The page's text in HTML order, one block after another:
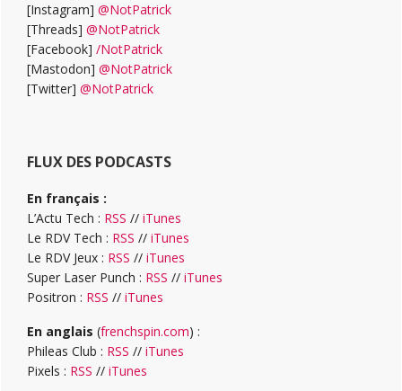
[Instagram] @NotPatrick
[Threads] @NotPatrick
[Facebook] /NotPatrick
[Mastodon] @NotPatrick
[Twitter] @NotPatrick
FLUX DES PODCASTS
En français :
L’Actu Tech : RSS // iTunes
Le RDV Tech : RSS // iTunes
Le RDV Jeux : RSS // iTunes
Super Laser Punch : RSS // iTunes
Positron : RSS // iTunes
En anglais (frenchspin.com) :
Phileas Club : RSS // iTunes
Pixels : RSS // iTunes